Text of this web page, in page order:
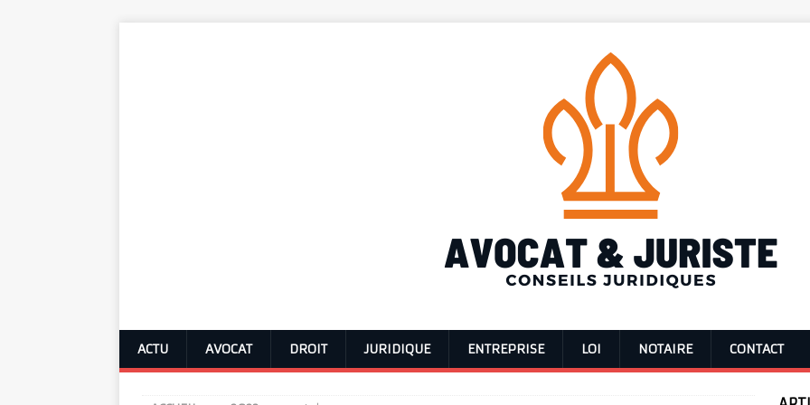
ACTU AVOCAT DROIT JURIDIQUE ENTREPRISE LOI NOTAIRE CONTACT